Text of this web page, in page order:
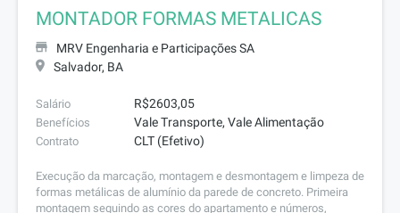
MONTADOR FORMAS METALICAS
MRV Engenharia e Participações SA
Salvador, BA
Salário R$2603,05
Benefícios Vale Transporte, Vale Alimentação
Contrato CLT (Efetivo)
Execução da marcação, montagem e desmontagem e limpeza de
formas metálicas de alumínio da parede de concreto. Primeira
montagem seguindo as cores do apartamento e números,